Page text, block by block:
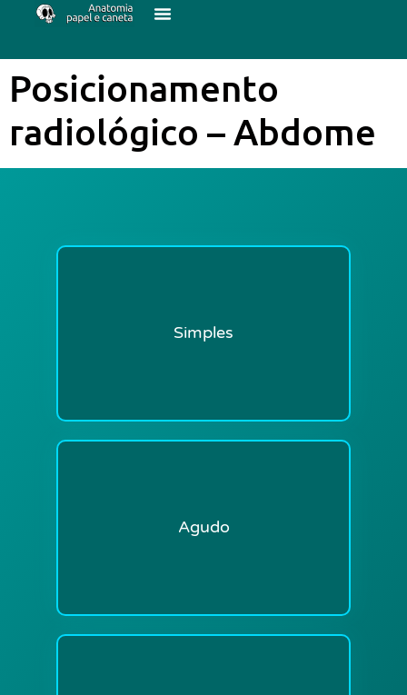
Posicionamento
radiológico – Abdome
Simples
Agudo